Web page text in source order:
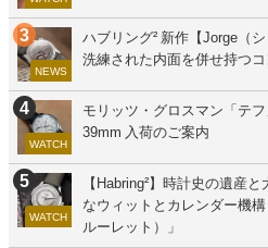
NEWS
ハブリング² 新作【Jorge（
洗練された内面を併せ持つ
WATCH
モリッツ・グロスマン「テ
39mm 入荷のご案内
WATCH
【Habring²】時計史の遺産
なウィットとカレンダー機
ルーレット）」